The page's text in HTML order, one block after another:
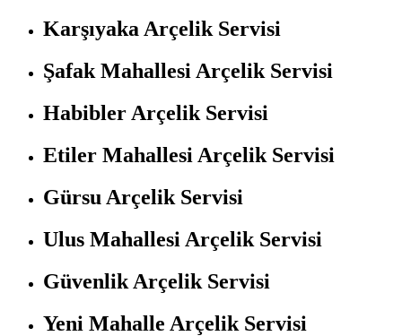
Karşıyaka Arçelik Servisi
Şafak Mahallesi Arçelik Servisi
Habibler Arçelik Servisi
Etiler Mahallesi Arçelik Servisi
Gürsu Arçelik Servisi
Ulus Mahallesi Arçelik Servisi
Güvenlik Arçelik Servisi
Yeni Mahalle Arçelik Servisi